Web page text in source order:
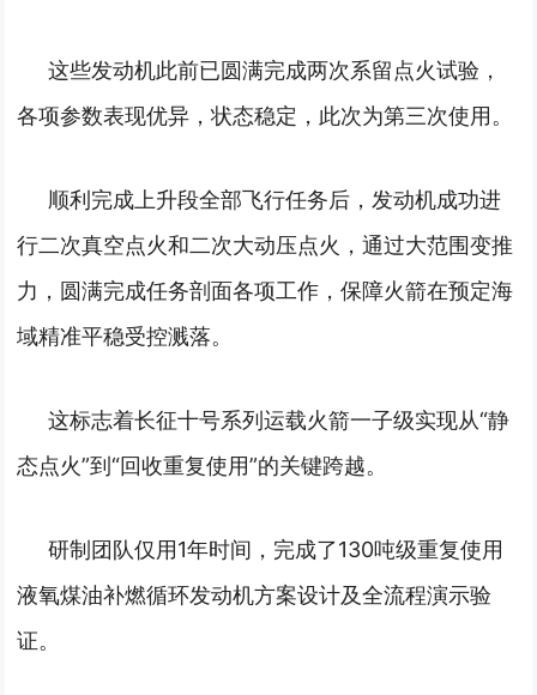
这些发动机此前已圆满完成两次系留点火试验，
各项参数表现优异，状态稳定，此次为第三次使用。
顺利完成上升段全部飞行任务后，发动机成功进
行二次真空点火和二次大动压点火，通过大范围变推
力，圆满完成任务剖面各项工作，保障火箭在预定海
域精准平稳受控溅落。
这标志着长征十号系列运载火箭一子级实现从“静
态点火”到“回收重复使用”的关键跨越。
研制团队仅用1年时间，完成了130吨级重复使用
液氧煤油补燃循环发动机方案设计及全流程演示验
证。